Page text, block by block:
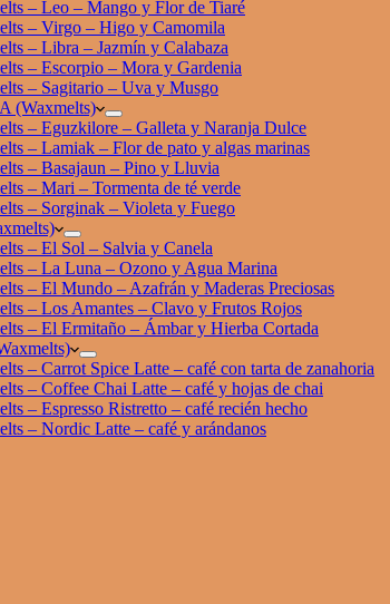
– Leo – Mango y Flor de Tiaré
– Virgo – Higo y Camomila
– Libra – Jazmín y Calabaza
– Escorpio – Mora y Gardenia
– Sagitario – Uva y Musgo
(Waxmelts)
– Eguzkilore – Galleta y Naranja Dulce
– Lamiak – Flor de pato y algas marinas
– Basajaun – Pino y Lluvia
– Mari – Tormenta de té verde
– Sorginak – Violeta y Fuego
– El Sol – Salvia y Canela
– La Luna – Ozono y Agua Marina
– El Mundo – Azafrán y Maderas Preciosas
– Los Amantes – Clavo y Frutos Rojos
– El Ermitaño – Ámbar y Hierba Cortada
– Carrot Spice Latte – café con tarta de zanahoria
– Coffee Chai Latte – café y hojas de chai
– Espresso Ristretto – café recién hecho
– Nordic Latte – café y arándanos